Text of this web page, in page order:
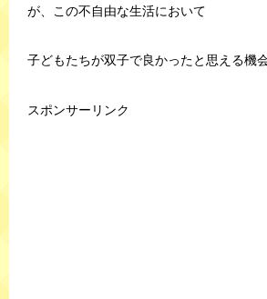
が、この不自由な生活において
子どもたちが双子で良かったと思える機
スポンサーリンク